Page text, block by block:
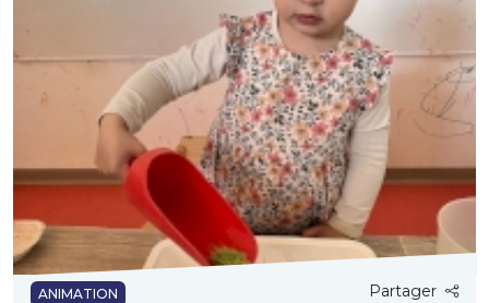
ANIMATION Partager